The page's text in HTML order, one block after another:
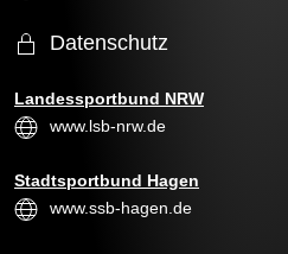
Datenschutz
Landessportbund NRW
www.lsb-nrw.de
Stadtsportbund Hagen
www.ssb-hagen.de